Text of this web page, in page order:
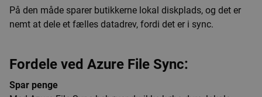
På den måde sparer butikkerne lokal diskplads, og det er
nemt at dele et fælles datadrev, fordi det er i sync.
Fordele ved Azure File Sync:
Spar penge